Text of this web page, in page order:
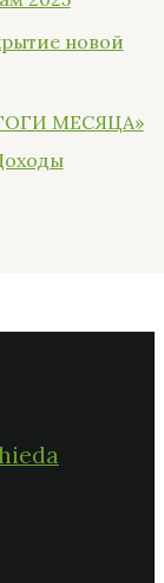
новой
МЕСЯЦА»